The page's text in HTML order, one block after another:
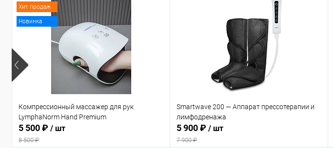
Хит продаж
Новинка
Компрессионный массажер для рук
LymphaNorm Hand Premium
5 500 ₽ / шт
8 500 ₽
Smartwave 200 — Аппарат прессотерапии и
лимфодренажа
5 900 ₽ / шт
7 900 ₽